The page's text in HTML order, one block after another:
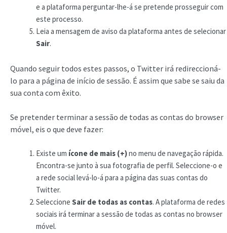
e a plataforma perguntar-lhe-á se pretende prosseguir com
este processo.
Leia a mensagem de aviso da plataforma antes de selecionar
Sair.
Quando seguir todos estes passos, o Twitter irá redireccioná-
lo para a página de início de sessão. É assim que sabe se saiu da
sua conta com êxito.
Se pretender terminar a sessão de todas as contas do browser
móvel, eis o que deve fazer:
Existe um ícone de mais (+)no menu de navegação rápida.
Encontra-se junto à sua fotografia de perfil. Seleccione-o e
a rede social levá-lo-á para a página das suas contas do
Twitter.
Seleccione Sair de todas as contas. A plataforma de redes
sociais irá terminar a sessão de todas as contas no browser
móvel.